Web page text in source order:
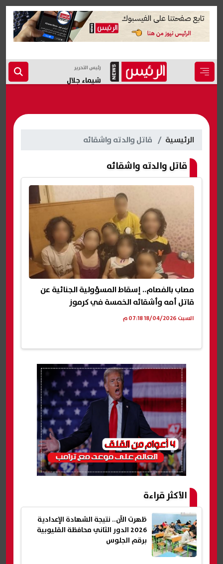
رئيس التحرير
شيماء جلال
الرئيسية قاتل والدته واشقائه
قاتل والدته واشقائه
مصاب بالفصام.. إسقاط المسؤولية الجنائية عن
قاتل أمه وأشقائه الخمسة في كرموز
السبت 18/04/2026 07:18 م
الأكثر قراءة
ظهرت الآن.. نتيجة الشهادة الإعدادية
2026 الدور الثاني محافظة القليوبية
برقم الجلوس